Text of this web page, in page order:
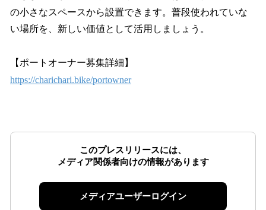
の小さなスペースから設置できます。普段使われていな
い場所を、新しい価値として活用しましょう。
【ポートオーナー募集詳細】
https://charichari.bike/portowner
このプレスリリースには、
メディア関係者向けの情報があります
メディアユーザーログイン